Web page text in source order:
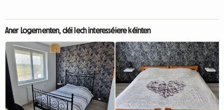
Aner Logementen, déi Iech interesséiere kéinten